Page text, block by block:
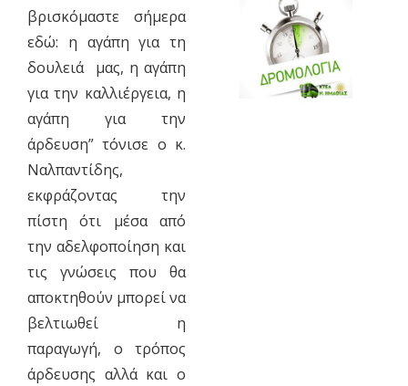
βρισκόμαστε σήμερα
εδώ: η αγάπη για τη
δουλειά μας, η αγάπη
για την καλλιέργεια, η
αγάπη για την
άρδευση” τόνισε ο κ.
Ναλπαντίδης,
εκφράζοντας την
πίστη ότι μέσα από
την αδελφοποίηση και
τις γνώσεις που θα
αποκτηθούν μπορεί να
βελτιωθεί η
παραγωγή, ο τρόπος
άρδευσης αλλά και ο